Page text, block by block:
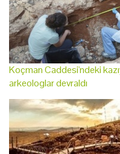
Koçman Caddesi'ndeki
arkeologlar devraldı